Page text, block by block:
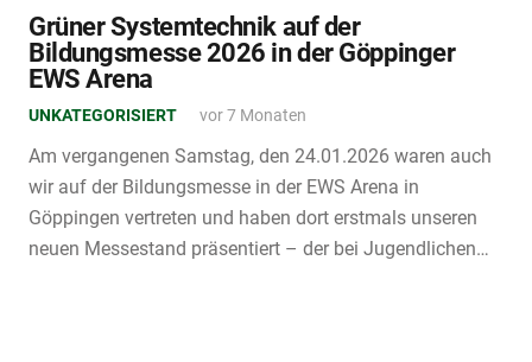
Grüner Systemtechnik auf der
Bildungsmesse 2026 in der Göppinger
EWS Arena
UNKATEGORISIERT vor 7 Monaten
Am vergangenen Samstag, den 24.01.2026 waren auch
wir auf der Bildungsmesse in der EWS Arena in
Göppingen vertreten und haben dort erstmals unseren
neuen Messestand präsentiert – der bei Jugendlichen…